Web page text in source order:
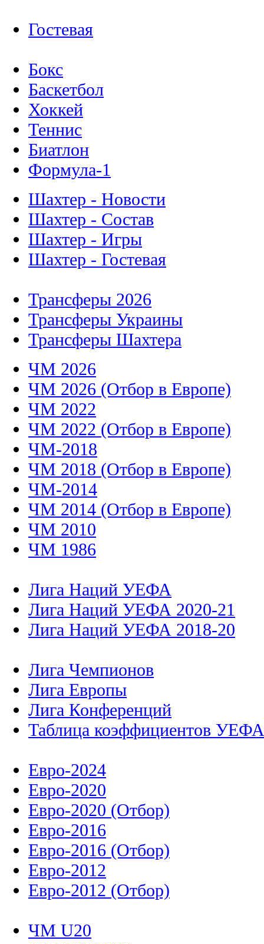
Гостевая
Бокс
Баскетбол
Хоккей
Теннис
Биатлон
Формула-1
Шахтер - Новости
Шахтер - Состав
Шахтер - Игры
Шахтер - Гостевая
Трансферы 2026
Трансферы Украины
Трансферы Шахтера
ЧМ 2026
ЧМ 2026 (Отбор в Европе)
ЧМ 2022
ЧМ 2022 (Отбор в Европе)
ЧМ-2018
ЧМ 2018 (Отбор в Европе)
ЧМ-2014
ЧМ 2014 (Отбор в Европе)
ЧМ 2010
ЧМ 1986
Лига Наций УЕФА
Лига Наций УЕФА 2020-21
Лига Наций УЕФА 2018-20
Лига Чемпионов
Лига Европы
Лига Конференций
Таблица коэффициентов УЕФА
Евро-2024
Евро-2020
Евро-2020 (Отбор)
Евро-2016
Евро-2016 (Отбор)
Евро-2012
Евро-2012 (Отбор)
ЧМ U20